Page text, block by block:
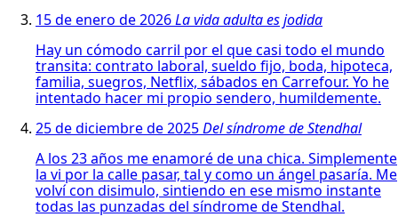
15 de enero de 2026La vida adulta es jodida
Hay un cómodo carril por el que casi todo el mundo
transita: contrato laboral, sueldo fijo, boda, hipoteca,
familia, suegros, Netflix, sábados en Carrefour. Yo he
intentado hacer mi propio sendero, humildemente.
25 de diciembre de 2025Del síndrome de Stendhal
A los 23 años me enamoré de una chica. Simplemente
la vi por la calle pasar, tal y como un ángel pasaría. Me
volví con disimulo, sintiendo en ese mismo instante
todas las punzadas del síndrome de Stendhal.